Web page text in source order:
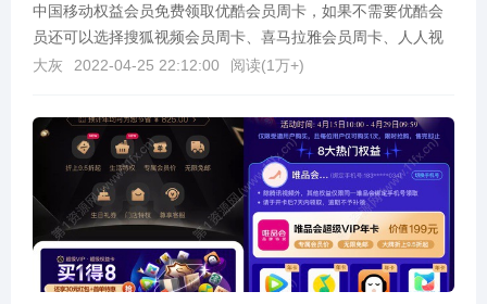
中国移动权益会员免费领取优酷会员周卡，如果不需要优酷会
员还可以选择搜狐视频会员周卡、喜马拉雅会员周卡、人人视
频、咪咕视频会员等周卡。领取方法：手机打开链接进入活...
大灰 2022-04-25 22:12:00 阅读(1万+)